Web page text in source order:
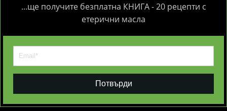
...ще получите безплатна КНИГА - 20 рецепти с
етерични масла
Потвърди